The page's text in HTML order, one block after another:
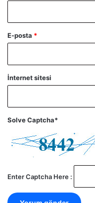
E-posta *
İnternet sitesi
Solve Captcha*
Enter Captcha Here :